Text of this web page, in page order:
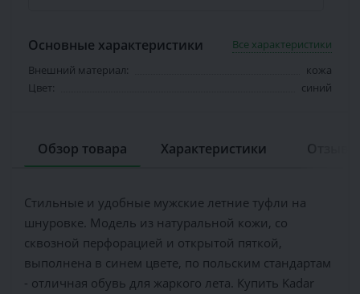
Основные характеристики
Все характеристики
Внешний материал:
кожа
Цвет:
синий
Обзор товара Характеристики
Стильные и удобные мужские летние туфли на
шнуровке. Модель из натуральной кожи, со
сквозной перфорацией и открытой пяткой,
выполнена в синем цвете, по польским стандартам
- отличная обувь для жаркого лета. Купить Kadar